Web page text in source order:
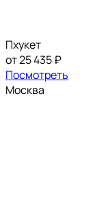
Пхукет
от 25 435 ₽
Посмотреть
Москва